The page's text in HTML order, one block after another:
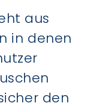
aus
in denen
den